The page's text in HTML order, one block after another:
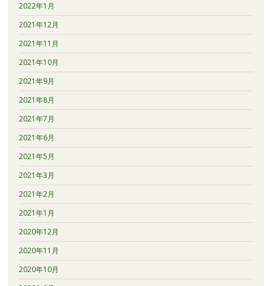
2022年1月
2021年12月
2021年11月
2021年10月
2021年9月
2021年8月
2021年7月
2021年6月
2021年5月
2021年3月
2021年2月
2021年1月
2020年12月
2020年11月
2020年10月